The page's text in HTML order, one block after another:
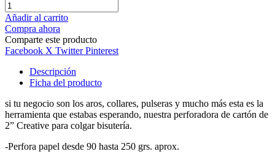
Añadir al carrito
Compra ahora
Comparte este producto
Facebook X Twitter Pinterest
Descripción
Ficha del producto
si tu negocio son los aros, collares, pulseras y mucho más esta es la
herramienta que estabas esperando, nuestra perforadora de cartón de
2” Creative para colgar bisutería.
-Perfora papel desde 90 hasta 250 grs. aprox.